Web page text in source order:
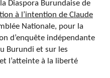
Diaspora Burundaise de
à l’intention de Claude
Nationale, pour la
d’enquête indépendante
Burundi et sur les
l’atteinte à la liberté